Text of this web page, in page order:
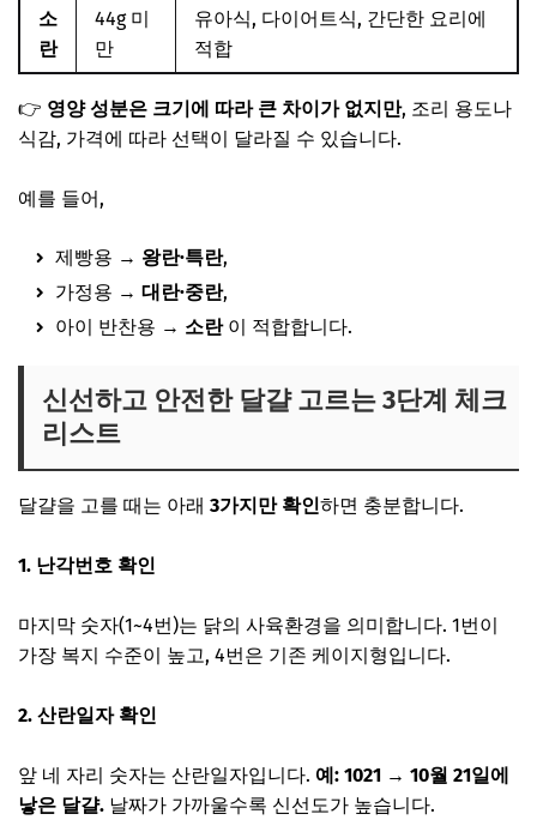
소
란
44g 미
만
유아식, 다이어트식, 간단한 요리에
적합
👉 영양 성분은 크기에 따라 큰 차이가 없지만, 조리 용도나
식감, 가격에 따라 선택이 달라질 수 있습니다.
예를 들어,
제빵용 → 왕란·특란,
가정용 → 대란·중란,
아이 반찬용 → 소란이 적합합니다.
신선하고 안전한 달걀 고르는 3단계 체크
리스트
달걀을 고를 때는 아래 3가지만 확인하면 충분합니다.
1. 난각번호 확인
마지막 숫자(1~4번)는 닭의 사육환경을 의미합니다. 1번이
가장 복지 수준이 높고, 4번은 기존 케이지형입니다.
2. 산란일자 확인
앞 네 자리 숫자는 산란일자입니다. 예: 1021 → 10월 21일에
낳은 달걀. 날짜가 가까울수록 신선도가 높습니다.